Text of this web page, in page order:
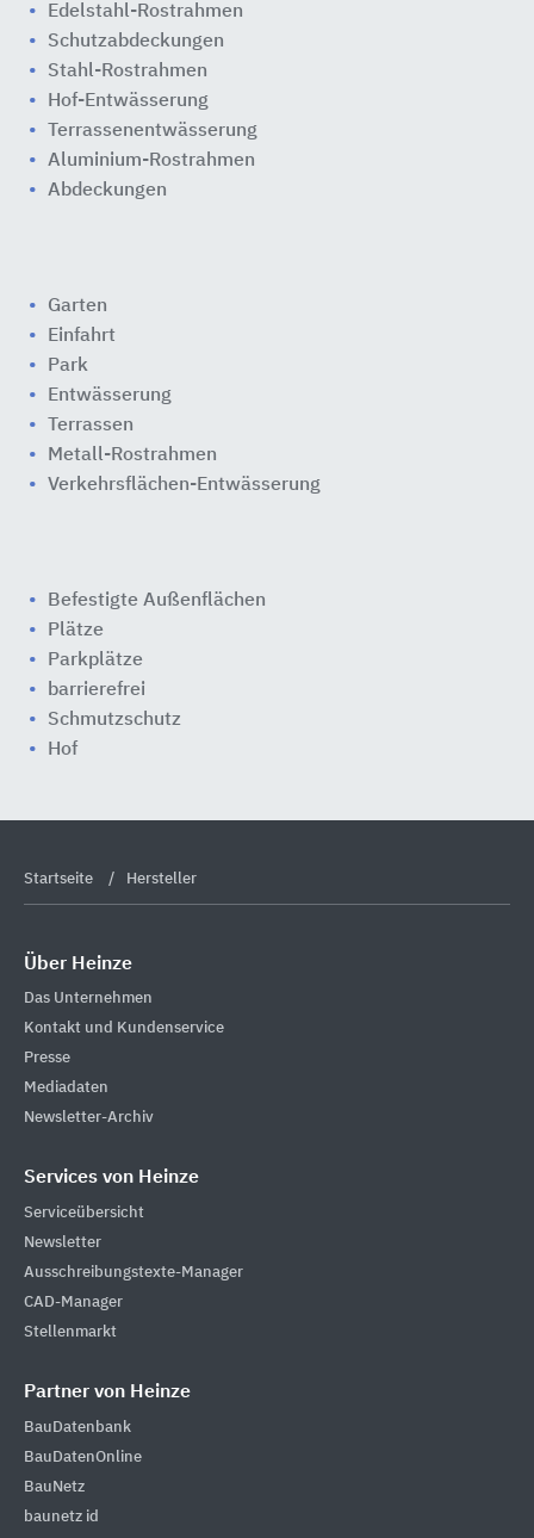
Edelstahl-Rostrahmen
Schutzabdeckungen
Stahl-Rostrahmen
Hof-Entwässerung
Terrassenentwässerung
Aluminium-Rostrahmen
Abdeckungen
Garten
Einfahrt
Park
Entwässerung
Terrassen
Metall-Rostrahmen
Verkehrsflächen-Entwässerung
Befestigte Außenflächen
Plätze
Parkplätze
barrierefrei
Schmutzschutz
Hof
Startseite Hersteller
Über Heinze
Das Unternehmen
Kontakt und Kundenservice
Presse
Mediadaten
Newsletter-Archiv
Services von Heinze
Serviceübersicht
Newsletter
Ausschreibungstexte-Manager
CAD-Manager
Stellenmarkt
Partner von Heinze
BauDatenbank
BauDatenOnline
BauNetz
baunetz id